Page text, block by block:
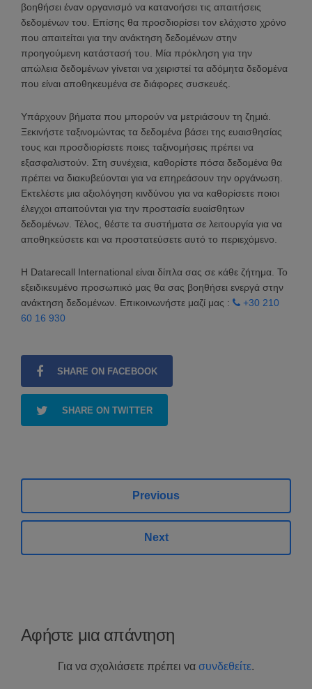
βοηθήσει έναν οργανισμό να κατανοήσει τις απαιτήσεις
δεδομένων του. Επίσης θα προσδιορίσει τον ελάχιστο χρόνο
που απαιτείται για την ανάκτηση δεδομένων στην
προηγούμενη κατάστασή του. Μία πρόκληση για την
απώλεια δεδομένων γίνεται να χειριστεί τα αδόμητα δεδομένα
που είναι αποθηκευμένα σε διάφορες συσκευές.
Υπάρχουν βήματα που μπορούν να μετριάσουν τη ζημιά.
Ξεκινήστε ταξινομώντας τα δεδομένα βάσει της ευαισθησίας
τους και προσδιορίσετε ποιες ταξινομήσεις πρέπει να
εξασφαλιστούν. Στη συνέχεια, καθορίστε πόσα δεδομένα θα
πρέπει να διακυβεύονται για να επηρεάσουν την οργάνωση.
Εκτελέστε μια αξιολόγηση κινδύνου για να καθορίσετε ποιοι
έλεγχοι απαιτούνται για την προστασία ευαίσθητων
δεδομένων. Τέλος, θέστε τα συστήματα σε λειτουργία για να
αποθηκεύσετε και να προστατεύσετε αυτό το περιεχόμενο.
Η Datarecall International είναι δίπλα σας σε κάθε ζήτημα. Το
εξειδικευμένο προσωπικό μας θα σας βοηθήσει ενεργά στην
ανάκτηση δεδομένων. Επικοινωνήστε μαζί μας :
+30 210
60 16 930
SHARE ON FACEBOOK
SHARE ON TWITTER
Previous
Next
Αφήστε μια απάντηση
Για να σχολιάσετε πρέπει να συνδεθείτε.